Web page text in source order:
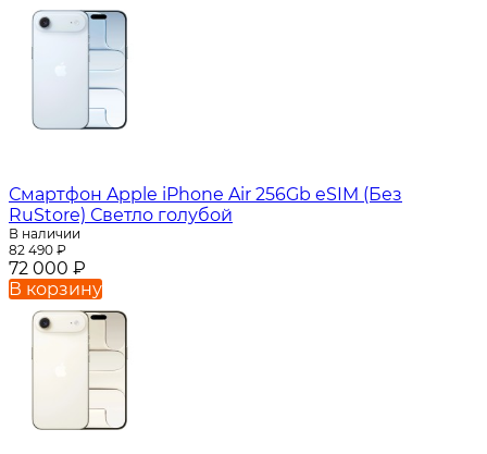
Смартфон Apple iPhone Air 256Gb eSIM (Без
RuStore) Светло голубой
В наличии
82 490 ₽
72 000 ₽
В корзину